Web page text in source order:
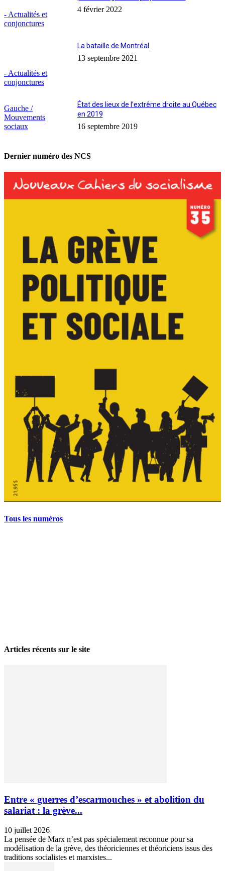
- Actualités et
conjonctures
4 février 2022
- Actualités et
conjonctures
La bataille de Montréal
13 septembre 2021
Gauche /
Mouvements
sociaux
État des lieux de l’extrême droite au Québec
en 2019
16 septembre 2019
Dernier numéro des NCS
Tous les numéros
Articles récents sur le site
Entre « guerres d’escarmouches » et abolition du
salariat : la grève...
10 juillet 2026
La pensée de Marx n’est pas spécialement reconnue pour sa
modélisation de la grève, des théoriciennes et théoriciens issus des
traditions socialistes et marxistes...